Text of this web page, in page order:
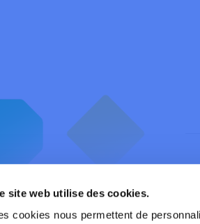
site web utilise des cookies.
cookies nous permettent de